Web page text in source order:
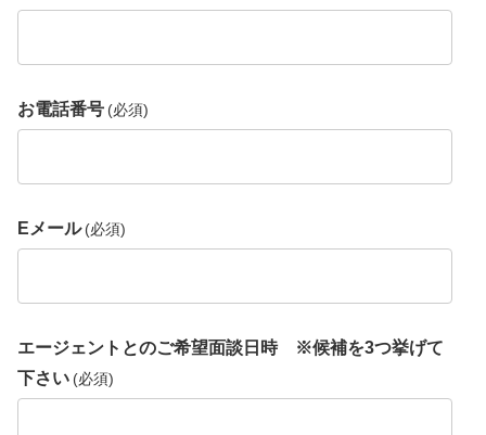
お電話番号 (必須)
Eメール (必須)
エージェントとのご希望面談日時 ※候補を3つ挙げて
下さい (必須)